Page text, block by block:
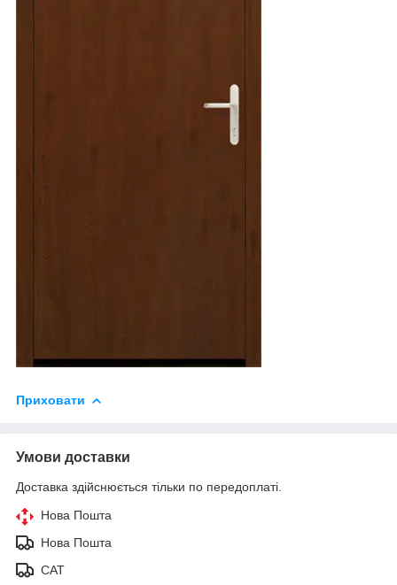
Приховати
Умови доставки
Доставка здійснюється тільки по передоплаті.
Нова Пошта
Нова Пошта
САТ